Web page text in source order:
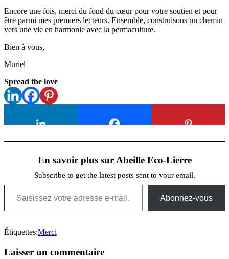
Encore une fois, merci du fond du cœur pour votre soutien et pour
être parmi mes premiers lecteurs. Ensemble, construisons un chemin
vers une vie en harmonie avec la permaculture.
Bien à vous,
Muriel
Spread the love
En savoir plus sur Abeille Eco-Lierre
Subscribe to get the latest posts sent to your email.
Saisissez votre adresse e-mail…
Abonnez-vous
Étiquettes:Merci
Laisser un commentaire